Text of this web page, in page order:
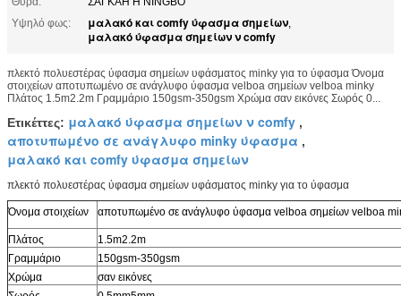
Υψηλό φως:
μαλακό και comfy ύφασμα σημείων,
μαλακό ύφασμα σημείων ν comfy
πλεκτό πολυεστέρας ύφασμα σημείων υφάσματος minky για το ύφασμα Όνομα
στοιχείων αποτυπωμένο σε ανάγλυφο ύφασμα velboa σημείων velboa minky
Πλάτος 1.5m2.2m Γραμμάριο 150gsm-350gsm Χρώμα σαν εικόνες Σωρός 0...
Ετικέττες: μαλακό ύφασμα σημείων ν comfy ,
αποτυπωμένο σε ανάγλυφο minky ύφασμα ,
μαλακό και comfy ύφασμα σημείων
πλεκτό πολυεστέρας ύφασμα σημείων υφάσματος minky για το ύφασμα
Όνομα στοιχείων αποτυπωμένο σε ανάγλυφο ύφασμα velboa σημείων velboa
Πλάτος
1.5m2.2m
Γραμμάριο
150gsm-350gsm
Χρώμα
σαν εικόνες